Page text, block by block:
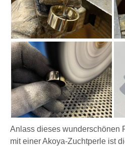
Anlass dieses wunderschönen
mit einer Akoya-Zuchtperle ist